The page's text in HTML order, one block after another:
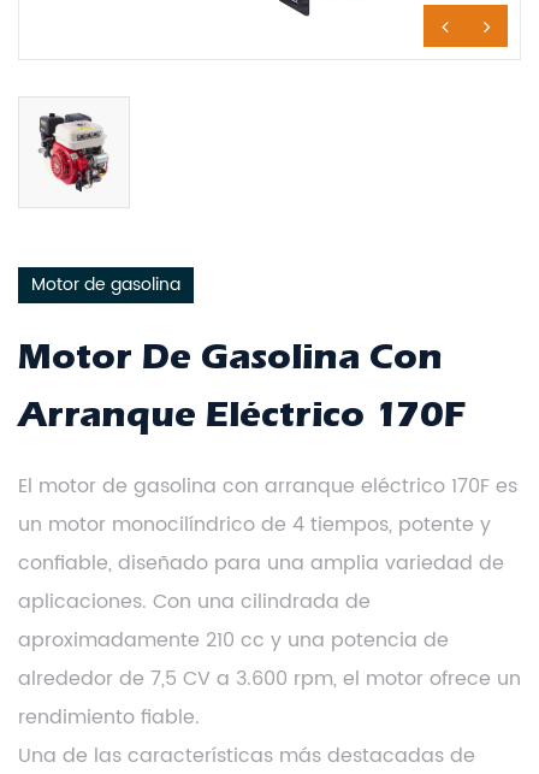
Motor de gasolina
Motor De Gasolina Con
Arranque Eléctrico 170F
El motor de gasolina con arranque eléctrico 170F es
un motor monocilíndrico de 4 tiempos, potente y
confiable, diseñado para una amplia variedad de
aplicaciones. Con una cilindrada de
aproximadamente 210 cc y una potencia de
alrededor de 7,5 CV a 3.600 rpm, el motor ofrece un
rendimiento fiable.
Una de las características más destacadas de